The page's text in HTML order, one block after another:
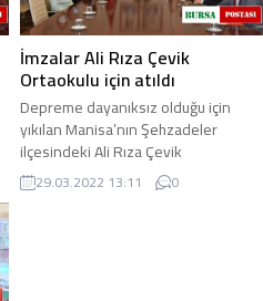
İmzalar Ali Rıza Çevik
Ortaokulu için atıldı
Depreme dayanıksız olduğu için
yıkılan Manisa’nın Şehzadeler
ilçesindeki Ali Rıza Çevik
Ortaokulu’nun yeni binasını yapmayı
hayırsever iş adamı ...
29.03.2022 13:11 0